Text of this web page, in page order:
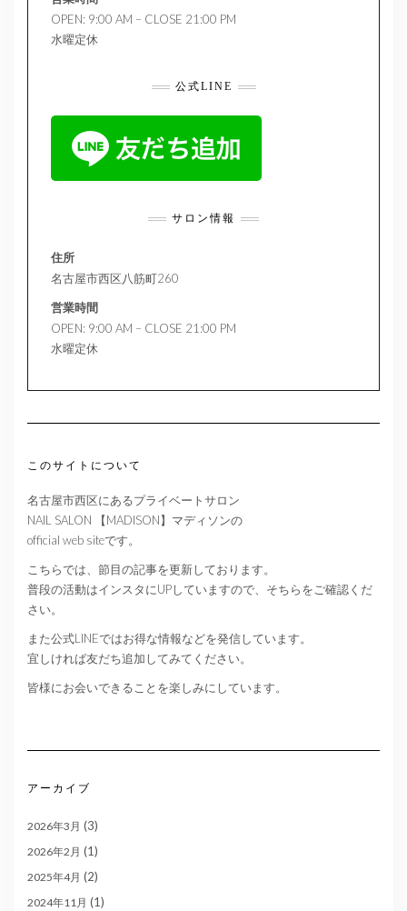
OPEN: 9:00 AM – CLOSE 21:00 PM
水曜定休
公式LINE
サロン情報
住所
名古屋市西区八筋町260
営業時間
OPEN: 9:00 AM – CLOSE 21:00 PM
水曜定休
このサイトについて
名古屋市西区にあるプライベートサロン
NAIL SALON 【MADISON】マディソンの
official web siteです。
こちらでは、節目の記事を更新しております。
普段の活動はインスタにUPしていますので、そちらをご確認くだ
さい。
また公式LINEではお得な情報などを発信しています。
宜しければ友だち追加してみてください。
皆様にお会いできることを楽しみにしています。
アーカイブ
2026年3月 (3)
2026年2月 (1)
2025年4月 (2)
2024年11月 (1)